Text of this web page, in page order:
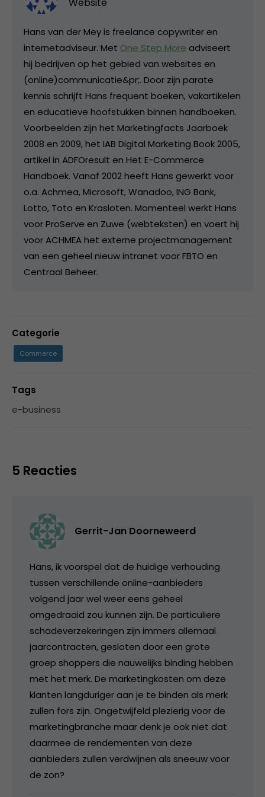
Hans van der Mey is freelance copywriter en
internetadviseur. Met One Step More adviseert
hij bedrijven op het gebied van websites en
(online)communicatie&pr;. Door zijn parate
kennis schrijft Hans frequent boeken, vakartikelen
en educatieve hoofstukken binnen handboeken.
Voorbeelden zijn het Marketingfacts Jaarboek
2008 en 2009, het IAB Digital Marketing Book 2005,
artikel in ADFOresult en Het E-Commerce
Handboek. Vanaf 2002 heeft Hans gewerkt voor
o.a. Achmea, Microsoft, Wanadoo, ING Bank,
Lotto, Toto en Krasloten. Momenteel werkt Hans
voor ProServe en Zuwe (webteksten) en voert hij
voor ACHMEA het externe projectmanagement
van een geheel nieuw intranet voor FBTO en
Centraal Beheer.
Categorie
Commerce
Tags
e-business
5 Reacties
Gerrit-Jan Doorneweerd
Hans, ik voorspel dat de huidige verhouding
tussen verschillende online-aanbieders
volgend jaar wel weer eens geheel
omgedraaid zou kunnen zijn. De particuliere
schadeverzekeringen zijn immers allemaal
jaarcontracten, gesloten door een grote
groep shoppers die nauwelijks binding hebben
met het merk. De marketingkosten om deze
klanten langduriger aan je te binden als merk
zullen fors zijn. Ongetwijfeld plezierig voor de
marketingbranche maar denk je ook niet dat
daarmee de rendementen van deze
aanbieders zullen verdwijnen als sneeuw voor
de zon?